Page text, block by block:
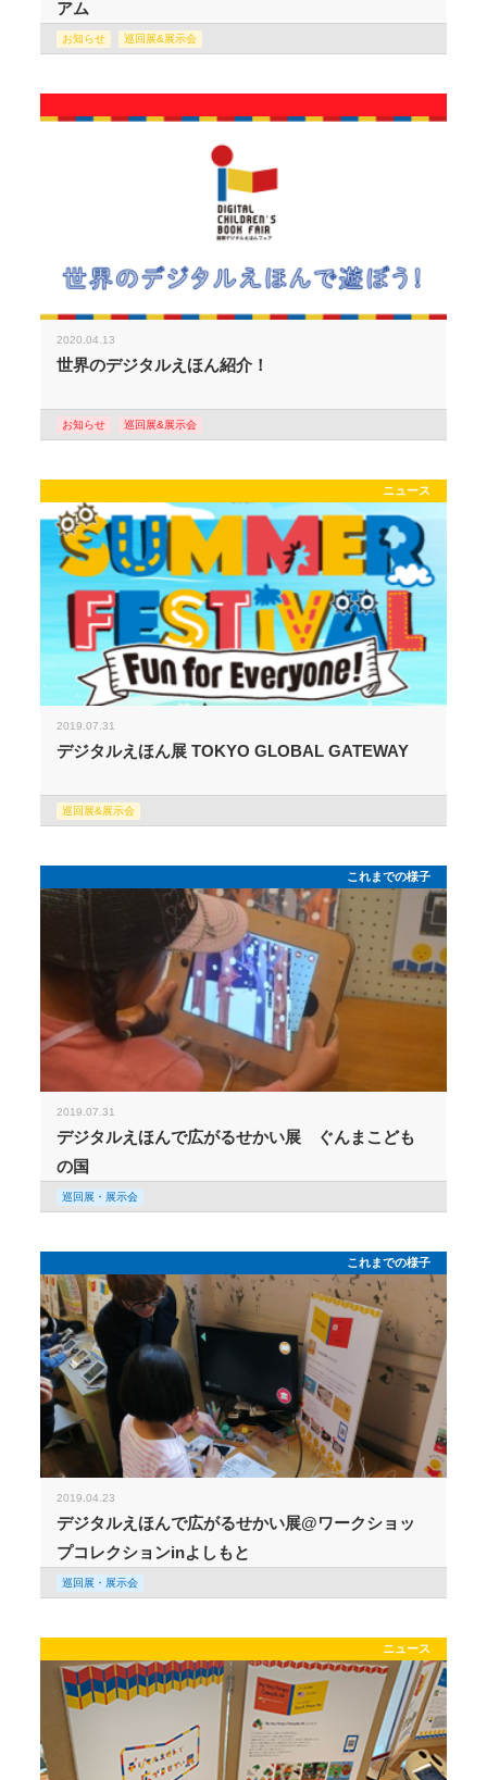
アム
お知らせ 巡回展&展示会
2020.04.13
世界のデジタルえほん紹介！
お知らせ 巡回展&展示会
ニュース
2019.07.31
デジタルえほん展 TOKYO GLOBAL GATEWAY
巡回展&展示会
これまでの様子
2019.07.31
デジタルえほんで広がるせかい展 ぐんまこども
の国
巡回展・展示会
これまでの様子
2019.04.23
デジタルえほんで広がるせかい展@ワークショッ
プコレクションinよしもと
巡回展・展示会
ニュース